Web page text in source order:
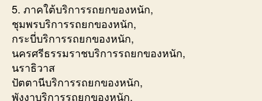
5. ภาคใต้บริการรถยกของหนัก,
ชุมพรบริการรถยกของหนัก,
กระบี่บริการรถยกของหนัก,
นครศรีธรรมราชบริการรถยกของหนัก,
นราธิวาส
ปัตตานีบริการรถยกของหนัก,
พังงาบริการรถยกของหนัก,